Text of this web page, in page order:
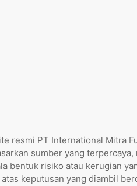
resmi PT International Mitra
sumber yang terpercaya,
bentuk risiko atau kerugian
keputusan yang diambil